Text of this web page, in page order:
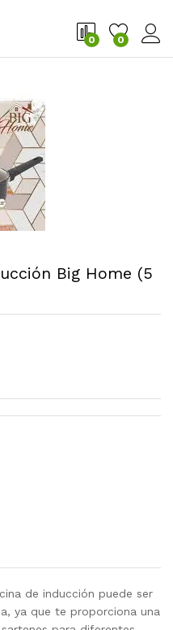
0 0
Big Home (5
de inducción puede ser
ya que te proporciona una